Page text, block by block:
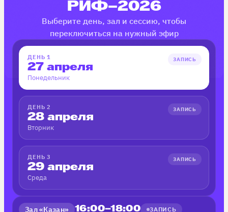
РИФ–2026
Выберите день, зал и сессию, чтобы
переключиться на нужный эфир
ДЕНЬ 1
27 апреля
Понедельник
ЗАПИСЬ
ДЕНЬ 2
28 апреля
Вторник
ЗАПИСЬ
ДЕНЬ 3
29 апреля
Среда
ЗАПИСЬ
Зал «Казан» 16:00–18:00 ЗАПИСЬ